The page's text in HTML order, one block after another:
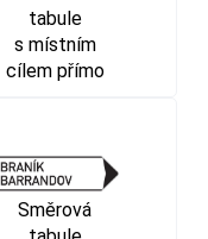
tabule
s místním
cílem přímo
Směrová